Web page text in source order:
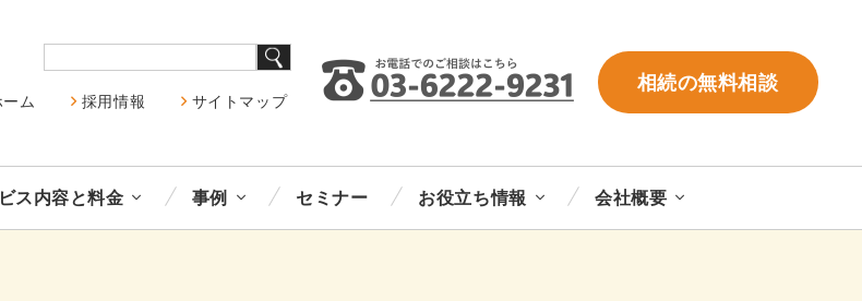
ーム 採用情報 サイトマップ
相続の無料相談
ス内容と料金 事例 セミナー お役立ち情報 会社概要